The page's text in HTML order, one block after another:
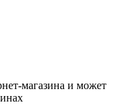
магазина и может